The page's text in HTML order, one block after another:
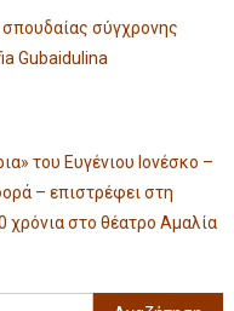
σπουδαίας σύγχρονης
Gubaidulina
του Ευγένιου Ιονέσκο –
– επιστρέφει στη
χρόνια στο θέατρο Αμαλία